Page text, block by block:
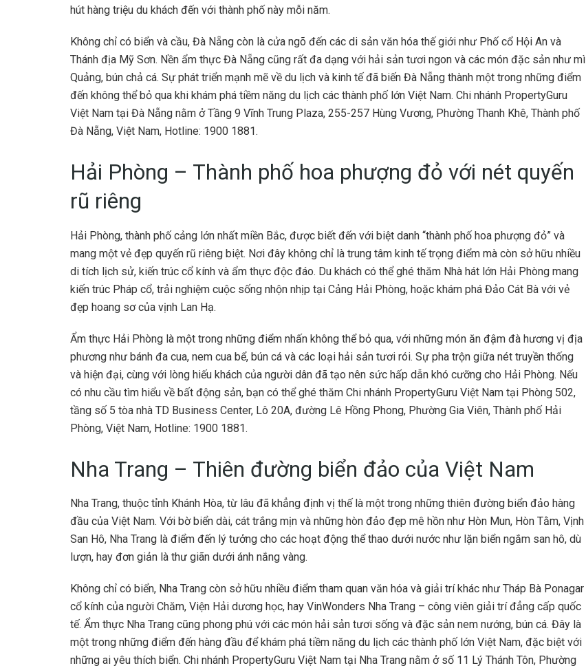
hút hàng triệu du khách đến với thành phố này mỗi năm.
Không chỉ có biển và cầu, Đà Nẵng còn là cửa ngõ đến các di sản văn hóa thế giới như Phố cổ Hội An và
Thánh địa Mỹ Sơn. Nền ẩm thực Đà Nẵng cũng rất đa dạng với hải sản tươi ngon và các món đặc sản như mì
Quảng, bún chả cá. Sự phát triển mạnh mẽ về du lịch và kinh tế đã biến Đà Nẵng thành một trong những điểm
đến không thể bỏ qua khi khám phá tiềm năng du lịch các thành phố lớn Việt Nam. Chi nhánh PropertyGuru
Việt Nam tại Đà Nẵng nằm ở Tầng 9 Vĩnh Trung Plaza, 255-257 Hùng Vương, Phường Thanh Khê, Thành phố
Đà Nẵng, Việt Nam, Hotline: 1900 1881.
Hải Phòng – Thành phố hoa phượng đỏ với nét quyến
rũ riêng
Hải Phòng, thành phố cảng lớn nhất miền Bắc, được biết đến với biệt danh “thành phố hoa phượng đỏ” và
mang một vẻ đẹp quyến rũ riêng biệt. Nơi đây không chỉ là trung tâm kinh tế trọng điểm mà còn sở hữu nhiều
di tích lịch sử, kiến trúc cổ kính và ẩm thực độc đáo. Du khách có thể ghé thăm Nhà hát lớn Hải Phòng mang
kiến trúc Pháp cổ, trải nghiệm cuộc sống nhộn nhịp tại Cảng Hải Phòng, hoặc khám phá Đảo Cát Bà với vẻ
đẹp hoang sơ của vịnh Lan Hạ.
Ẩm thực Hải Phòng là một trong những điểm nhấn không thể bỏ qua, với những món ăn đậm đà hương vị địa
phương như bánh đa cua, nem cua bể, bún cá và các loại hải sản tươi rói. Sự pha trộn giữa nét truyền thống
và hiện đại, cùng với lòng hiếu khách của người dân đã tạo nên sức hấp dẫn khó cưỡng cho Hải Phòng. Nếu
có nhu cầu tìm hiểu về bất động sản, bạn có thể ghé thăm Chi nhánh PropertyGuru Việt Nam tại Phòng 502,
tầng số 5 tòa nhà TD Business Center, Lô 20A, đường Lê Hồng Phong, Phường Gia Viên, Thành phố Hải
Phòng, Việt Nam, Hotline: 1900 1881.
Nha Trang – Thiên đường biển đảo của Việt Nam
Nha Trang, thuộc tỉnh Khánh Hòa, từ lâu đã khẳng định vị thế là một trong những thiên đường biển đảo hàng
đầu của Việt Nam. Với bờ biển dài, cát trắng mịn và những hòn đảo đẹp mê hồn như Hòn Mun, Hòn Tằm, Vịnh
San Hô, Nha Trang là điểm đến lý tưởng cho các hoạt động thể thao dưới nước như lặn biển ngắm san hô, dù
lượn, hay đơn giản là thư giãn dưới ánh nắng vàng.
Không chỉ có biển, Nha Trang còn sở hữu nhiều điểm tham quan văn hóa và giải trí khác như Tháp Bà Ponagar
cổ kính của người Chăm, Viện Hải dương học, hay VinWonders Nha Trang – công viên giải trí đẳng cấp quốc
tế. Ẩm thực Nha Trang cũng phong phú với các món hải sản tươi sống và đặc sản nem nướng, bún cá. Đây là
một trong những điểm đến hàng đầu để khám phá tiềm năng du lịch các thành phố lớn Việt Nam, đặc biệt với
những ai yêu thích biển. Chi nhánh PropertyGuru Việt Nam tại Nha Trang nằm ở số 11 Lý Thánh Tôn, Phường